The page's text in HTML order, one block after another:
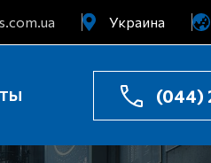
Украина
Узбекистан
Казахстан
(044)